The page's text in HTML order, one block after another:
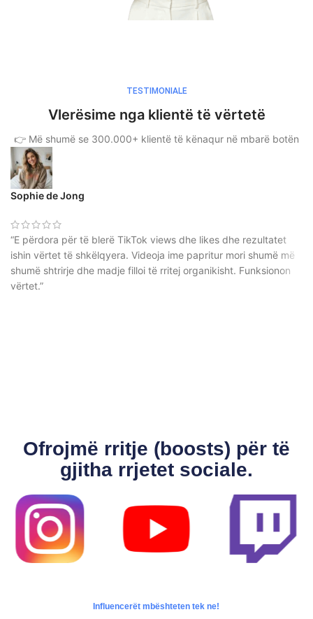
TESTIMONIALE
Vlerësime nga klientë të vërtetë
👉 Më shumë se 300.000+ klientë të kënaqur në mbarë botën
Sophie de Jong
“E përdora për të blerë TikTok views dhe likes dhe rezultatet
ishin vërtet të shkëlqyera. Videoja ime papritur mori shumë më
shumë shtrirje dhe madje filloi të rritej organikisht. Funksionon
vërtet.”
Ofrojmë rritje (boosts) për të
gjitha rrjetet sociale.
Influencerët mbështeten tek ne!